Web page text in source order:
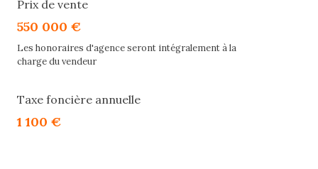
Prix de vente
550 000 €
Les honoraires d'agence seront intégralement à la
charge du vendeur
Taxe foncière annuelle
1 100 €